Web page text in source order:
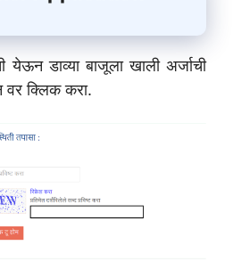
येऊन डाव्या बाजूला खाली अर्जाची
वर क्लिक करा.